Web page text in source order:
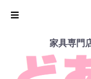
家具専門